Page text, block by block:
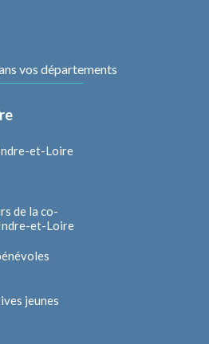
vos départements
et-Loire
de la co-
et-Loire
jeunes